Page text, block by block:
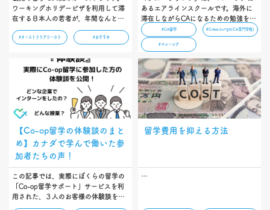
ワーキングホリデービザを利用して滞
在する日本人の若者が、年間なんと１
万人以上にのぼります。この記事で
は、留学を目指す方のために、情報収
選びから出発までの流れを紹介してい
ます。最新の情報ばかりですので、ぜ
ひ参考にしてくださいね！…
#オーストラリアワーホリ #おすすめ
あるエアラインスクールです。海外に
滞在しながらCAになるための勉強をす
る「CA留学」ができるエアラインスク
ールとして、注目を浴びています。本
記事では「どんなところなの？」「な
ぜ注目されているの？」と疑問に思っ
ている方に向けて、クルーラウンジが
どんなエアラインスクールなのか紹介
します。…
#CA留学 #CrewLounge(CA専門学校)
#マレーシア
【Co-op留学の体験談のまと
め】カナダで学んで働いた参
加者たちの声！
この記事では、実際にぼくらの留学の
「Co-op留学サポート」サービスを利
用された、３人のお客様の体験談をご
留学費用を抑える方法
…